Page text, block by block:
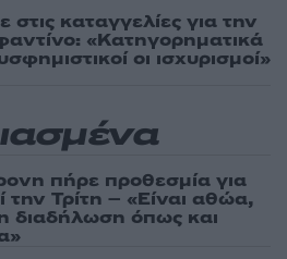
καταγγελίες για την
«Κατηγορηματικά
οι ισχυρισμοί»
πήρε προθεσμία για
Τρίτη – «Είναι αθώα,
διαδήλωση όπως και